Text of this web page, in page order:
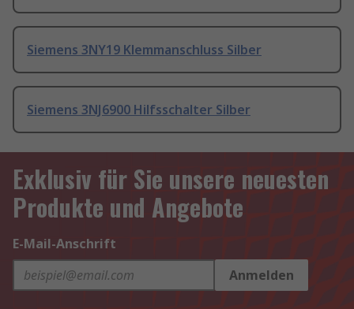
Siemens 3NY19 Klemmanschluss Silber
Siemens 3NJ6900 Hilfsschalter Silber
Exklusiv für Sie unsere neuesten
Produkte und Angebote
E-Mail-Anschrift
Anmelden